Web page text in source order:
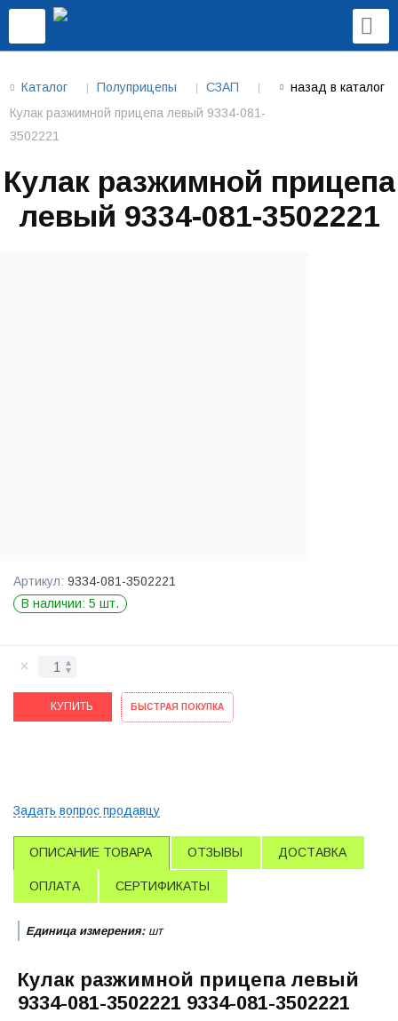
Каталог Полуприцепы
СЗАП
Кулак разжимной прицепа левый 9334-081-
3502221
назад в каталог
Кулак разжимной прицепа
левый 9334-081-3502221
Артикул: 9334-081-3502221
В наличии: 5 шт.
КУПИТЬ БЫСТРАЯ ПОКУПКА
Задать вопрос продавцу
ОПИСАНИЕ ТОВАРА ОТЗЫВЫ ДОСТАВКА
ОПЛАТА СЕРТИФИКАТЫ
Единица измерения: шт
Кулак разжимной прицепа левый
9334-081-3502221 9334-081-3502221